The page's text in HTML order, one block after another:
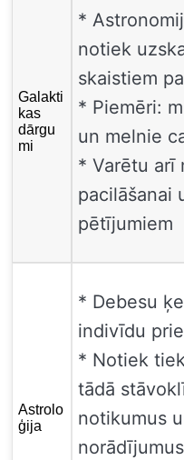
Galakti
kas
dārgu
mi
*
notiek
skaistiem
* Piemēri:
un melnie
* Varētu arī
pacilāšanai
pētījumiem
Astrolo
ģija
* Debesu
indivīdu
* Notiek
tādā
notikumus
norādījumus